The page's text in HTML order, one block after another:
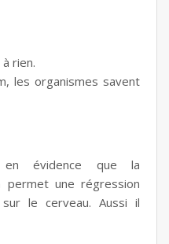
rien.
les organismes savent
évidence que la
permet une régression
le cerveau. Aussi il